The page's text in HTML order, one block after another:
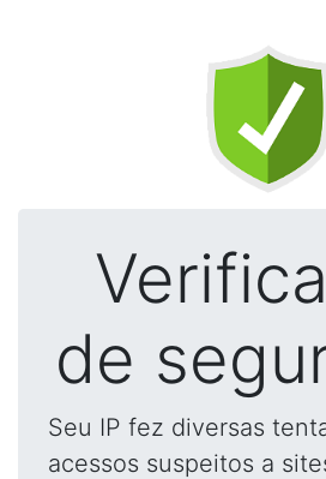
de
Seu IP fez diversas
acessos suspeitos a